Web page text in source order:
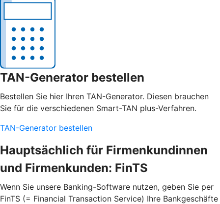
TAN-Generator bestellen
Bestellen Sie hier Ihren TAN-Generator. Diesen brauchen
Sie für die verschiedenen Smart-TAN plus-Verfahren.
TAN-Generator bestellen
Hauptsächlich für Firmenkundinnen
und Firmenkunden: FinTS
Wenn Sie unsere Banking-Software nutzen, geben Sie per
FinTS (= Financial Transaction Service) Ihre Bankgeschäfte